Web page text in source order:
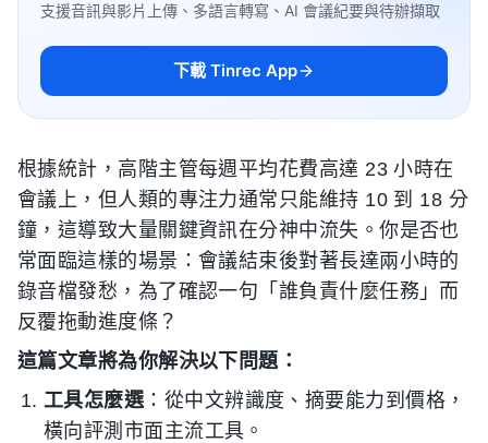
支援音訊與影片上傳、多語言轉寫、AI 會議紀要與待辦擷取
下載 Tinrec App
根據統計，高階主管每週平均花費高達 23 小時在
會議上，但人類的專注力通常只能維持 10 到 18 分
鐘，這導致大量關鍵資訊在分神中流失。你是否也
常面臨這樣的場景：會議結束後對著長達兩小時的
錄音檔發愁，為了確認一句「誰負責什麼任務」而
反覆拖動進度條？
這篇文章將為你解決以下問題：
工具怎麼選：從中文辨識度、摘要能力到價格，
橫向評測市面主流工具。